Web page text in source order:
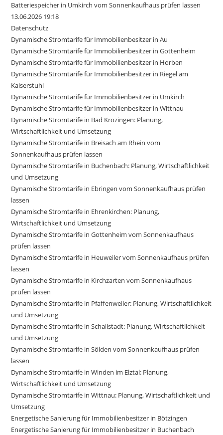
Batteriespeicher in Umkirch vom Sonnenkaufhaus prüfen lassen
13.06.2026 19:18
Datenschutz
Dynamische Stromtarife für Immobilienbesitzer in Au
Dynamische Stromtarife für Immobilienbesitzer in Gottenheim
Dynamische Stromtarife für Immobilienbesitzer in Horben
Dynamische Stromtarife für Immobilienbesitzer in Riegel am
Kaiserstuhl
Dynamische Stromtarife für Immobilienbesitzer in Umkirch
Dynamische Stromtarife für Immobilienbesitzer in Wittnau
Dynamische Stromtarife in Bad Krozingen: Planung,
Wirtschaftlichkeit und Umsetzung
Dynamische Stromtarife in Breisach am Rhein vom
Sonnenkaufhaus prüfen lassen
Dynamische Stromtarife in Buchenbach: Planung, Wirtschaftlichkeit
und Umsetzung
Dynamische Stromtarife in Ebringen vom Sonnenkaufhaus prüfen
lassen
Dynamische Stromtarife in Ehrenkirchen: Planung,
Wirtschaftlichkeit und Umsetzung
Dynamische Stromtarife in Gottenheim vom Sonnenkaufhaus
prüfen lassen
Dynamische Stromtarife in Heuweiler vom Sonnenkaufhaus prüfen
lassen
Dynamische Stromtarife in Kirchzarten vom Sonnenkaufhaus
prüfen lassen
Dynamische Stromtarife in Pfaffenweiler: Planung, Wirtschaftlichkeit
und Umsetzung
Dynamische Stromtarife in Schallstadt: Planung, Wirtschaftlichkeit
und Umsetzung
Dynamische Stromtarife in Sölden vom Sonnenkaufhaus prüfen
lassen
Dynamische Stromtarife in Winden im Elztal: Planung,
Wirtschaftlichkeit und Umsetzung
Dynamische Stromtarife in Wittnau: Planung, Wirtschaftlichkeit und
Umsetzung
Energetische Sanierung für Immobilienbesitzer in Bötzingen
Energetische Sanierung für Immobilienbesitzer in Buchenbach